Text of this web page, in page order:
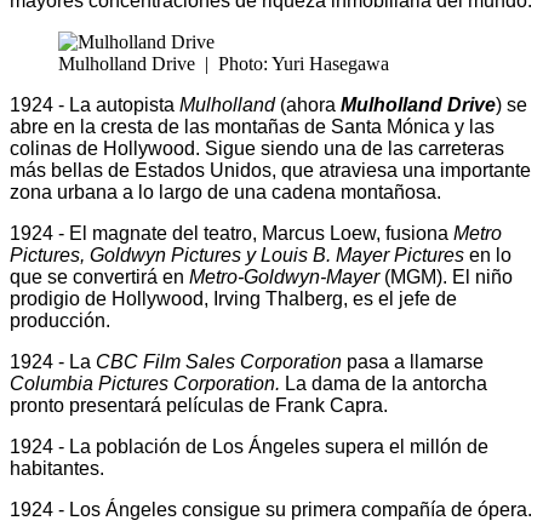
Mulholland Drive | Photo: Yuri Hasegawa
1924 - La autopista Mulholland (ahora Mulholland Drive) se
abre en la cresta de las montañas de Santa Mónica y las
colinas de Hollywood. Sigue siendo una de las carreteras
más bellas de Estados Unidos, que atraviesa una importante
zona urbana a lo largo de una cadena montañosa.
1924 - El magnate del teatro, Marcus Loew, fusiona Metro
Pictures, Goldwyn Pictures y Louis B. Mayer Pictures en lo
que se convertirá en Metro-Goldwyn-Mayer(MGM). El niño
prodigio de Hollywood, Irving Thalberg, es el jefe de
producción.
1924 - La CBC Film Sales Corporation pasa a llamarse
Columbia Pictures Corporation. La dama de la antorcha
pronto presentará películas de Frank Capra.
1924 - La población de Los Ángeles supera el millón de
habitantes.
1924 - Los Ángeles consigue su primera compañía de ópera.